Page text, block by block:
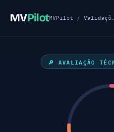
MVPilotMVPilot /Validações de MVP
🔎 AVALIAÇÃO